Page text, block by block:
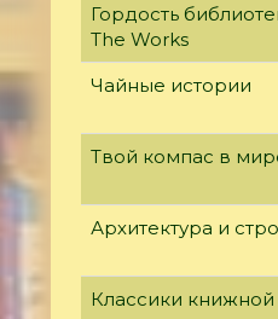
Гордость
The Works
Чайные истории
Твой компас в
Архитектура и
Классики